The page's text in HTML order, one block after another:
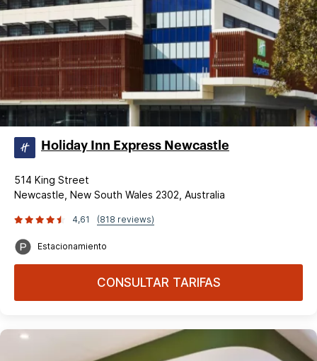
Holiday Inn Express Newcastle
514 King Street
Newcastle, New South Wales 2302, Australia
4,61 (818 reviews)
Estacionamiento
CONSULTAR TARIFAS